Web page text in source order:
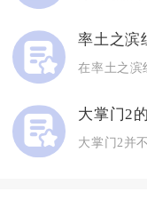
率土之滨
大掌门2